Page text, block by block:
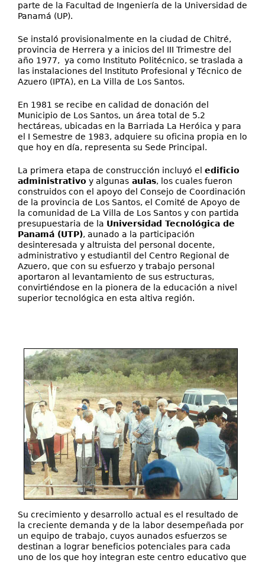
parte de la Facultad de Ingeniería de la Universidad de
Panamá (UP).
Se instaló provisionalmente en la ciudad de Chitré,
provincia de Herrera y a inicios del III Trimestre del
año 1977, ya como Instituto Politécnico, se traslada a
las instalaciones del Instituto Profesional y Técnico de
Azuero (IPTA), en La Villa de Los Santos.
En 1981 se recibe en calidad de donación del
Municipio de Los Santos, un área total de 5.2
hectáreas, ubicadas en la Barriada La Heróica y para
el I Semestre de 1983, adquiere su oficina propia en lo
que hoy en día, representa su Sede Principal.
La primera etapa de construcción incluyó el edificio
administrativo y algunas aulas, los cuales fueron
construidos con el apoyo del Consejo de Coordinación
de la provincia de Los Santos, el Comité de Apoyo de
la comunidad de La Villa de Los Santos y con partida
presupuestaria de la Universidad Tecnológica de
Panamá (UTP), aunado a la participación
desinteresada y altruista del personal docente,
administrativo y estudiantil del Centro Regional de
Azuero, que con su esfuerzo y trabajo personal
aportaron al levantamiento de sus estructuras,
convirtiéndose en la pionera de la educación a nivel
superior tecnológica en esta altiva región.
Su crecimiento y desarrollo actual es el resultado de
la creciente demanda y de la labor desempeñada por
un equipo de trabajo, cuyos aunados esfuerzos se
destinan a lograr beneficios potenciales para cada
uno de los que hoy integran este centro educativo que